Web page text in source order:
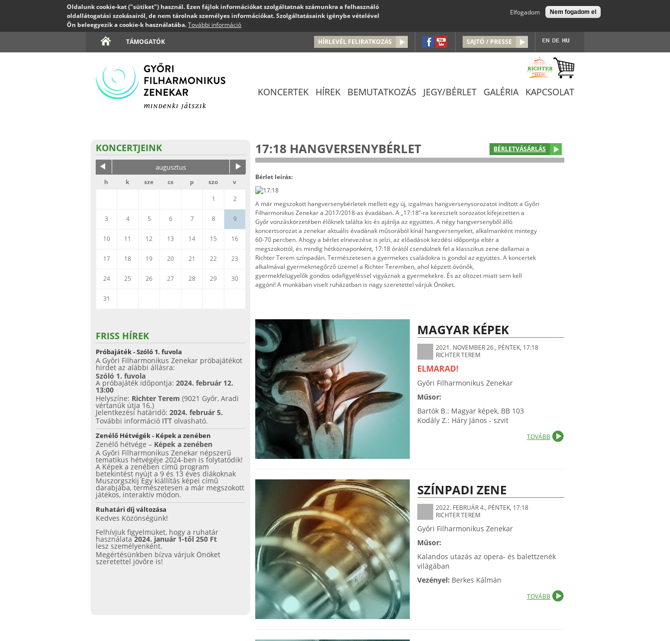
Oldalunk cookie-kat ("sütiket") használ. Ezen fájlok információkat szolgáltatnak számunkra a felhasználó
oldallátogatási szokásairól, de nem tárolnak személyes információkat. Szolgáltatásaink igénybe vételével
Ön beleegyezik a cookie-k használatába. További információ
Elfogadom Nem fogadom el
Jump to navigation
TÁMOGATÓK SAJTÓ / PRESSE
HÍRLEVÉL FELIRATKOZÁS
KONCERTEK HÍREK BEMUTATKOZÁS JEGY/BÉRLET GALÉRIA KAPCSOLAT
BÉRLETVÁSÁRLÁS
17:18 HANGVERSENYBÉRLET
Bérlet leírás:
A már megszokott hangversenybérletek mellett egy új, izgalmas hangversenysorozatot indított a Győri
Filharmonikus Zenekar a 2017/2018-as évadában. A „17:18”-ra keresztelt sorozatot kifejezetten a
Győr vonzáskörzetében élőknek találta kis és ajánlja az együttes. A négy hangversenyből álló
koncertsorozat a zenekar aktuális évadának műsorából kínál hangversenyeket, alkalmanként mintegy
60-70 percben. Ahogy a bérlet elnevezése is jelzi, az előadások kezdési időpontja eltér a
megszokottól, és mindig hétköznaponként, 17:18 órától csendülnek fel a klasszikus zene dallamai a
Richter Terem színpadán. Természetesen a gyermekes családokra is gondol az együttes. A koncertek
alkalmával gyermekmegőrző üzemel a Richter Teremben, ahol képzett óvónők,
gyermekfelügyelők gondos odafigyeléssel vigyáznak a gyermekekre. És az öltözet miatt sem kell
aggóni! A munkában viselt ruházatban is nagy szeretettel várjuk Önöket.
MAGYAR KÉPEK
2021. NOVEMBER 26., PÉNTEK, 17:18
RICHTER TEREM
ELMARAD!
Győri Filharmonikus Zenekar
Műsor:
Bartók B.: Magyar képek, BB 103
Kodály Z.: Háry János - szvit
TOVÁBB
SZÍNPADI ZENE
2022. FEBRUÁR 4., PÉNTEK, 17:18
RICHTER TEREM
Győri Filharmonikus Zenekar
Műsor:
Kalandos utazás az opera- és balettzenék
világában
Vezényel: Berkes Kálmán
TOVÁBB
KONCERTJEINK
augusztus
h k sze cs p szo
v
1
2
3 4 5 6 7 8 9
10 11 12 13 14 15 16
17 18 19 20 21 22 23
24 25 26 27 28 29 30
31
FRISS HÍREK
Próbajáték - Szóló 1. fuvola
A Győri Filharmonikus Zenekar próbajátékot
hirdet az alábbi állásra:
Szóló 1. fuvola
A próbajáték időpontja: 2024. február 12.
13:00
Helyszíne: Richter Terem (9021 Győr, Aradi
vértanúk útja 16.)
Jelentkezési határidő: 2024. február 5.
További információ ITT olvasható.
Zenélő Hétvégék - Képek a zenében
Zenélő hétvége – Képek a zenében
A Győri Filharmonikus Zenekar népszerű
tematikus hétvégéje 2024-ben is folytatódik!
A Képek a zenében című program
betekintést nyújt a 9 és 13 éves diákoknak
Muszorgszkij Egy kiállítás képei című
darabjába, természetesen a már megszokott
játékos, interaktív módon.
Ruhatári díj változása
Kedves Közönségünk!
Felhívjuk figyelmüket, hogy a ruhatár
használata2024. január 1-től 250 Ft
lesz személyenként.
Megértésünkben bízva várjuk Önöket
szeretettel jövőre is!